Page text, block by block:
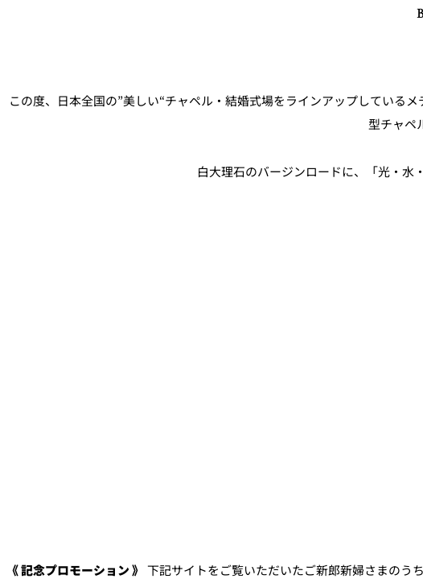
この度、日本全国の”美しい“チャペル・結婚式場をラインアップしている
型チャペ
白大理石のバージンロードに、「光・水
《 記念プロモーション 》 下記サイトをご覧いただいたご新郎新婦さまのう